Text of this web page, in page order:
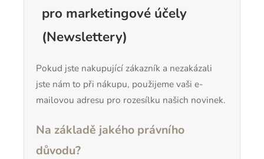
pro marketingové účely
(Newslettery)
Pokud jste nakupující zákazník a nezakázali
jste nám to při nákupu, použijeme vaši e-
mailovou adresu pro rozesílku našich novinek.
Na základě jakého právního
důvodu?